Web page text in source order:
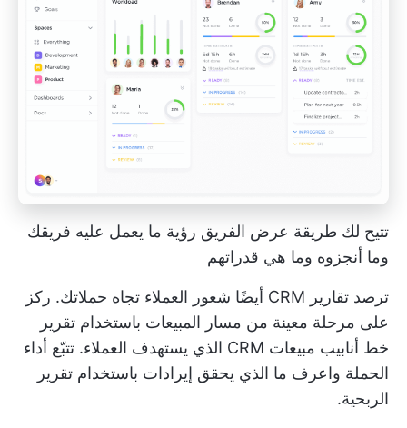
تتيح لك طريقة عرض الفريق رؤية ما يعمل عليه فريقك
وما أنجزوه وما هي قدراتهم
ترصد تقارير CRM أيضًا شعور العملاء تجاه حملاتك. ركز
على مرحلة معينة من مسار المبيعات باستخدام تقرير
خط أنابيب مبيعات CRM الذي يستهدف العملاء. تتبّع أداء
الحملة واعرف ما الذي يحقق إيرادات باستخدام تقرير
الربحية.